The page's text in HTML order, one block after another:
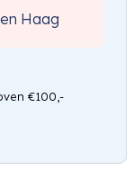
Haag
€100,-